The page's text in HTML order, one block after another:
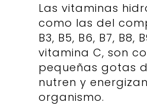
Las vitaminas
como las del
B3, B5, B6, B7, B8,
vitamina C, son
pequeñas gotas
nutren y
organismo.